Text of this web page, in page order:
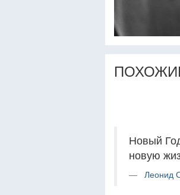
Новый
новую
Леонид